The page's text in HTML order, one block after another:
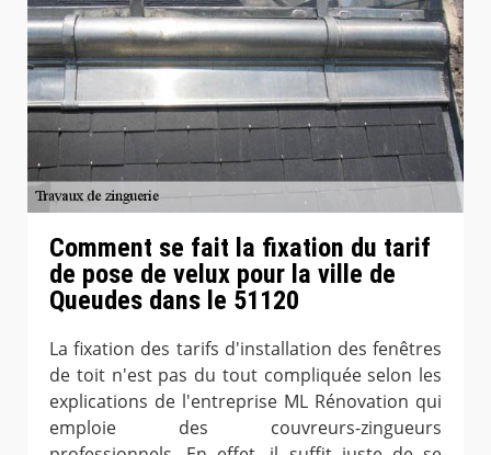
Comment se fait la fixation du tarif
de pose de velux pour la ville de
Queudes dans le 51120
La fixation des tarifs d'installation des fenêtres
de toit n'est pas du tout compliquée selon les
explications de l'entreprise ML Rénovation qui
emploie des couvreurs-zingueurs